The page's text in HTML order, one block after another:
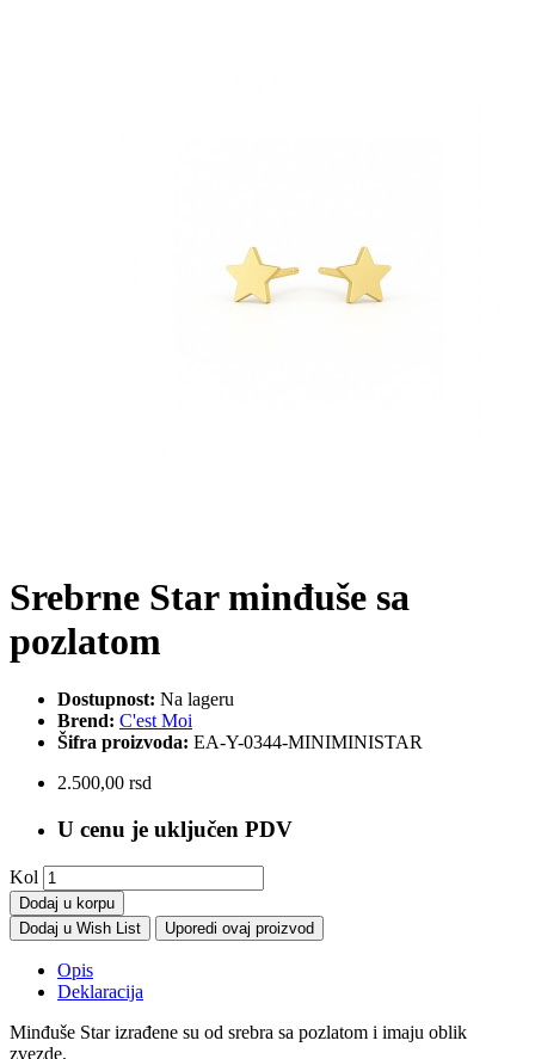
Srebrne Star minđuše sa
pozlatom
Dostupnost: Na lageru
Brend: C'est Moi
Šifra proizvoda: EA-Y-0344-MINIMINISTAR
2.500,00 rsd
U cenu je uključen PDV
Kol
Dodaj u korpu
Dodaj u Wish List
Uporedi ovaj proizvod
Opis
Deklaracija
Minđuše Star izrađene su od srebra sa pozlatom i imaju oblik
zvezde.